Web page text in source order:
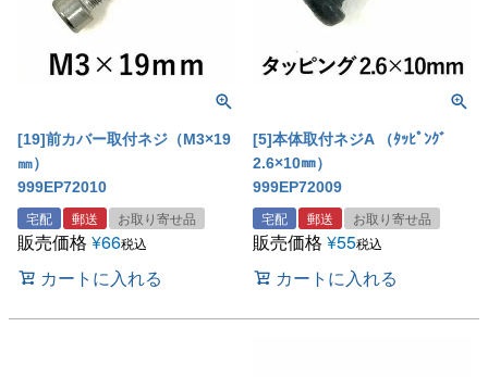
[19]前カバー取付ネジ（M3×19
㎜）
999EP72010
宅配 郵送 お取り寄せ品
販売価格 ¥66税込
カートに入れる
[5]本体取付ネジA （ﾀｯﾋﾟﾝｸﾞ
2.6×10㎜）
999EP72009
宅配 郵送 お取り寄せ品
販売価格 ¥55税込
カートに入れる